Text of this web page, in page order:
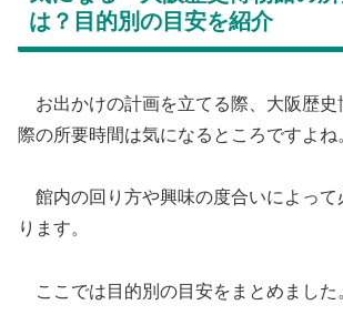
は？目的別の目安を紹介
お出かけの計画を立てる際、大阪歴史
際の所要時間は気になるところですよね
館内の回り方や興味の度合いによって
ります。
ここでは目的別の目安をまとめました